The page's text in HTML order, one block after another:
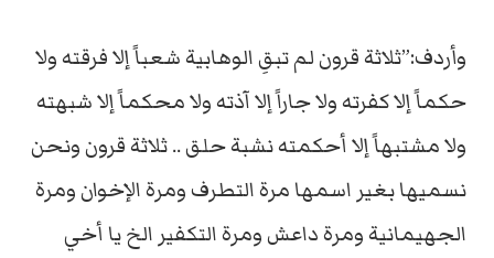
وأردف:”ثلاثة قرون لم تبقِ الوهابية شعباً إلا فرقته ولا
حكماً إلا كفرته ولا جاراً إلا آذته ولا محكماً إلا شبهته
ولا مشتبهاً إلا أحكمته نشبة حلق .. ثلاثة قرون ونحن
نسميها بغير اسمها مرة التطرف ومرة الإخوان ومرة
الجهيمانية ومرة داعش ومرة التكفير الخ يا أخي